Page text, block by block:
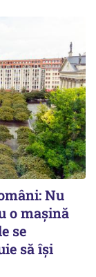
Nu
o mașină
se
să își